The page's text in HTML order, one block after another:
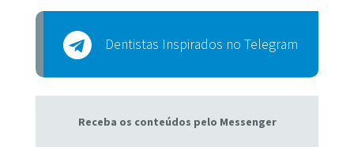
Dentistas Inspirados no Telegram
Receba os conteúdos pelo Messenger